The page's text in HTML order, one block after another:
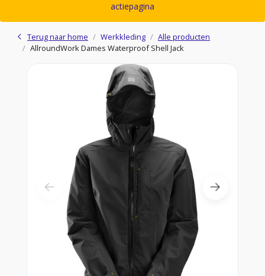
actiepagina
Terug naar home Werkkleding
Alle producten
AllroundWork Dames Waterproof Shell Jack